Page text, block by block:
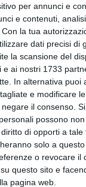
per annunci e
e contenuti,
Con la tua
dati precisi di
la scansione del
e ai nostri 1733
In alternativa puoi
e modificare
il consenso.
possono
di opporti a
solo a
o revocare il
questo sito e
pagina web.
- 6 NOVEMBRE 2017
senso ha
a partire dalla
- 6 NOVEMBRE 2017
non basta super
in campionato
- 4 NOVEMBRE 2017
stampa di
sempre
- 4 NOVEMBRE 2017